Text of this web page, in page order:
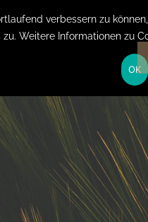
Anmelden auf Website
verbessern zu
zu. Weitere Informationen zu
OK